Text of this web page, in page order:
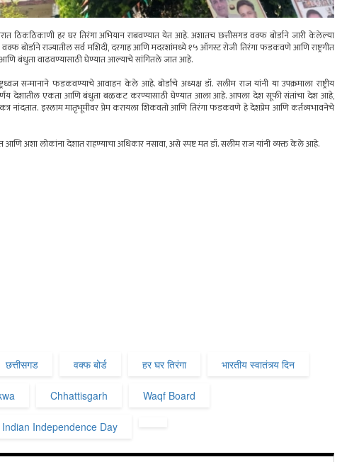
ठिकठिकाणी हर घर तिरंगा अभियान राबवण्यात येत आहे. अशातच छत्तीसगड वक्फ बोर्डाने जारी केलेल्या
बोर्डाने राज्यातील सर्व मशिदी, दरगाह आणि मदरशांमध्ये १५ ऑगस्ट रोजी तिरंगा फडकवणे आणि राष्ट्रगीत
आणि बंधुता वाढवण्यासाठी घेण्यात आल्याचे सांगितले जात आहे.
सन्मानाने फडकवण्याचे आवाहन केले आहे. बोर्डाचे अध्यक्ष डॉ. सलीम राज यांनी या उपक्रमाला राष्ट्रीय
देशातील एकता आणि बंधुता बळकट करण्यासाठी घेण्यात आला आहे. आपला देश सूफी संतांचा देश आहे,
नांदतात. इस्लाम मातृभूमीवर प्रेम करायला शिकवतो आणि तिरंगा फडकवणे हे देशप्रेम आणि कर्तव्यभावनेचे
आणि अशा लोकांना देशात राहण्याचा अधिकार नसावा, असे स्पष्ट मत डॉ. सलीम राज यांनी व्यक्त केले आहे.
छत्तीसगड वक्फ बोर्ड हर घर तिरंगा भारतीय स्वातंत्र्य दिन
Chhattisgarh Waqf Board
Indian Independence Day